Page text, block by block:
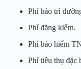
Phí bảo trì
Phí đăng kiểm.
Phí bảo hiểm
Phí tiêu thụ đặc